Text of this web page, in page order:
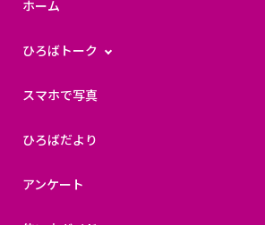
ホーム
ひろばトーク
スマホで写真
ひろばだより
アンケート